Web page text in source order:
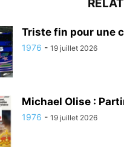
Triste fin pour une
1976 - 19 juillet 2026
Michael Olise :
1976 - 19 juillet 2026